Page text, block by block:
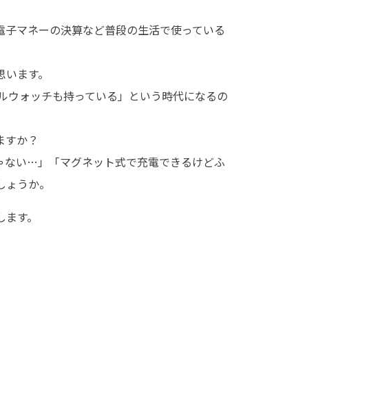
マネーの決算など普段の生活で使っている
ます。
ォッチも持っている」という時代になるの
か？
ない…」「マグネット式で充電できるけどふ
うか。
す。